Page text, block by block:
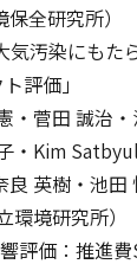
全研究所）
気汚染にもた
評価」
・菅田 誠治
・Kim
良 英樹・池田
境研究所）
評価：推進